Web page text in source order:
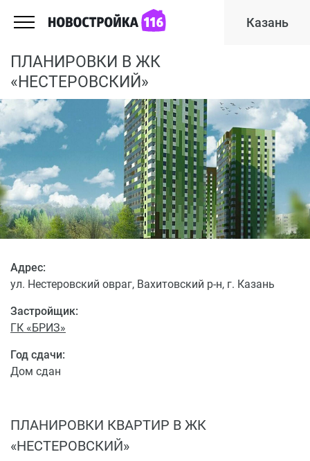
Казань
ПЛАНИРОВКИ В ЖК
«НЕСТЕРОВСКИЙ»
Застройщик:
ГК «БРИЗ»
Адрес:
ул. Нестеровский овраг, Вахитовский р-н, г. Казань
Год сдачи:
Дом сдан
ПЛАНИРОВКИ КВАРТИР В ЖК
«НЕСТЕРОВСКИЙ»